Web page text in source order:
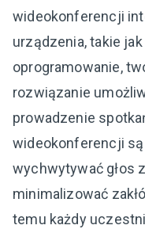
wideokonferencji
urządzenia, takie
oprogramowanie,
rozwiązanie
prowadzenie
wideokonferencji
wychwytywać głos
minimalizować
temu każdy